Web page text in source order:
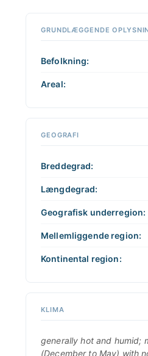
GRUNDLÆGGENDE
Befolkning:
Areal:
GEOGRAFI
Breddegrad:
Længdegrad:
Geografisk underregion:
Mellemliggende region:
Kontinental region:
KLIMA
generally hot and humid;
(December to May) with